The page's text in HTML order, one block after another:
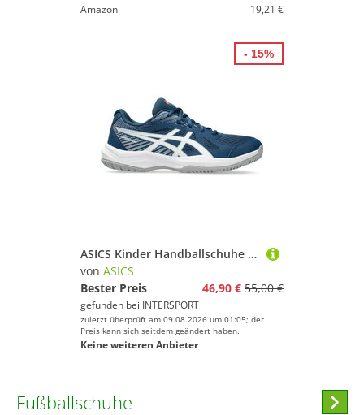
Amazon
19,21 €
ASICS Kinder Handballschuhe UPCOURT 6 GS
von ASICS
Bester Preis
46,90 € 55,00 €
gefunden bei INTERSPORT
zuletzt überprüft am 09.08.2026 um 01:05; der
Preis kann sich seitdem geändert haben.
Keine weiteren Anbieter
- 15%
Fußballschuhe